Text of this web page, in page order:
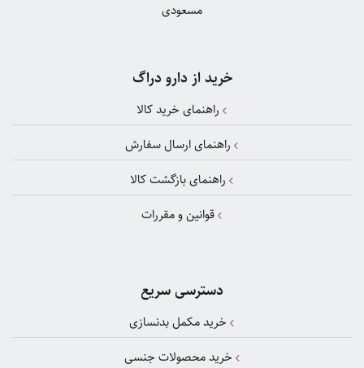
مسعودی
خرید از دارو دراگ
راهنمای خرید کالا
راهنمای ارسال سفارش
راهنمای بازگشت کالا
قوانین و مقررات
دسترسی سریع
خرید مکمل بدنسازی
خرید محصولات جنسی